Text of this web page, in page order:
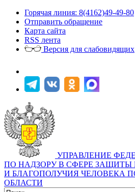
Горячая линия: 8(4162)49-49-80
Отправить обращение
Карта сайта
RSS лента
Версия для слабовидящих
УПРАВЛЕНИЕ
ПО НАДЗОРУ В СФЕРЕ ЗАЩИТЫ
И БЛАГОПОЛУЧИЯ ЧЕЛОВЕКА
ОБЛАСТИ